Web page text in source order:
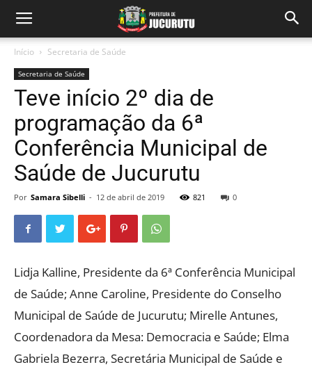
Início Secretaria de Saúde
Secretaria de Saúde
Teve início 2º dia de
programação da 6ª
Conferência Municipal de
Saúde de Jucurutu
Por Samara Sibelli - 12 de abril de 2019 821 0
Lidja Kalline, Presidente da 6ª Conferência Municipal
de Saúde; Anne Caroline, Presidente do Conselho
Municipal de Saúde de Jucurutu; Mirelle Antunes,
Coordenadora da Mesa: Democracia e Saúde; Elma
Gabriela Bezerra, Secretária Municipal de Saúde e